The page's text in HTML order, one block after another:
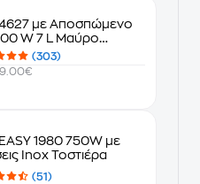
4627 με Αποσπώμενο
W 7 L Μαύρο
Αέρος(303)
1980 750W με
Inox Τοστιέρα
(51)